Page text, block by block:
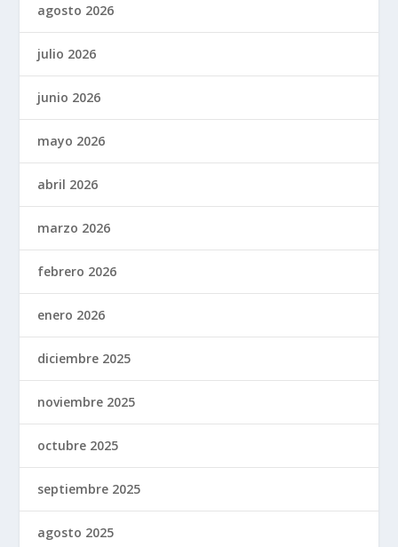
agosto 2026
julio 2026
junio 2026
mayo 2026
abril 2026
marzo 2026
febrero 2026
enero 2026
diciembre 2025
noviembre 2025
octubre 2025
septiembre 2025
agosto 2025